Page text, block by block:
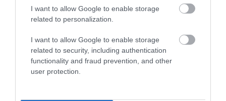
I want to allow Google to enable storage
related to personalization.
I want to allow Google to enable storage
related to security, including authentication
functionality and fraud prevention, and other
user protection.
Το γλέντησε με την ψυχή του στην Σύμη ο
Εργκίν Αταμάν: Του έσπαγαν πιάτα στο
κεφάλι του (βίντεο)